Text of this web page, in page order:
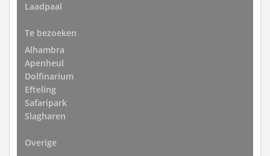
Laadpaal
Te bezoeken
Alhambra
Apenheul
Dolfinarium
Efteling
Safaripark
Slagharen
Overige